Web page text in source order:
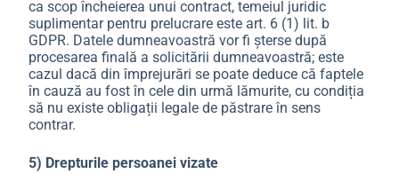
ca scop încheierea unui contract, temeiul juridic
suplimentar pentru prelucrare este art. 6 (1) lit. b
GDPR. Datele dumneavoastră vor fi șterse după
procesarea finală a solicitării dumneavoastră; este
cazul dacă din împrejurări se poate deduce că faptele
în cauză au fost în cele din urmă lămurite, cu condiția
să nu existe obligații legale de păstrare în sens
contrar.
5) Drepturile persoanei vizate